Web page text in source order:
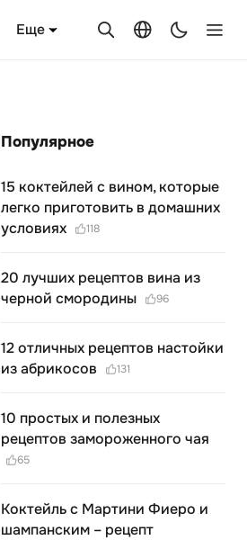
Еще
Популярное
15 коктейлей с вином, которые
легко приготовить в домашних
условиях
118
20 лучших рецептов вина из
черной смородины
96
12 отличных рецептов настойки
из абрикосов
131
10 простых и полезных
рецептов замороженного чая
65
Коктейль с Мартини Фиеро и
шампанским – рецепт